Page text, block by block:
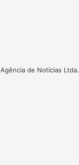
de Notícias Ltda.